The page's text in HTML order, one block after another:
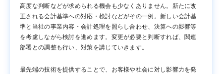
高度な判断などが求められる機会も少なくありません。新たに改
正される会計基準への対応・検討などがその一例。新しい会計基
準と当社の事業内容・会計処理を照らし合わせ、決算への影響等
を考慮しながら検討を進めます。変更が必要と判断すれば、関連
部署との調整も行い、対策を講じていきます。
最先端の技術を提供することで、お客様や社会に対し影響力を発